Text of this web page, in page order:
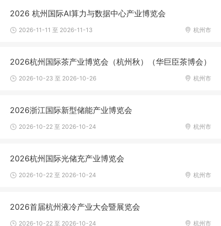
2026 杭州国际AI算力与数据中心产业博览会
杭州市
2026-11-11 至 2026-11-13
2026杭州国际茶产业博览会（杭州秋）（华巨臣茶博会）
杭州市
2026-10-23 至 2026-10-26
2026浙江国际新型储能产业博览会
杭州市
2026-10-22 至 2026-10-24
2026杭州国际光储充产业博览会
杭州市
2026-10-22 至 2026-10-24
2026首届杭州液冷产业大会暨展览会
杭州市
2026-10-22 至 2026-10-24